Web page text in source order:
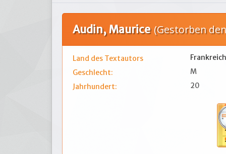
Audin, Maurice (Gestorben
Land des Textautors
Frankreich
Geschlecht:
M
Jahrhundert:
20